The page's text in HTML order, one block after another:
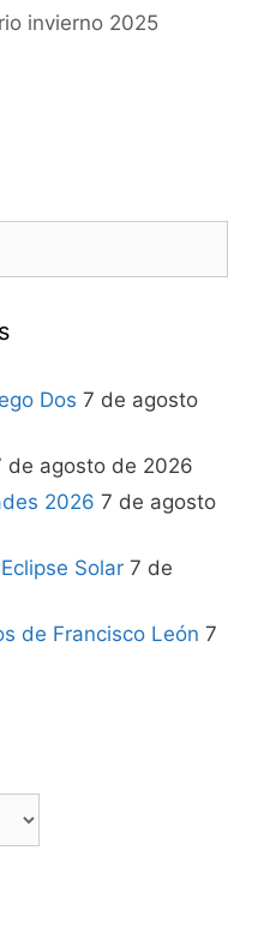
invierno 2025
Dos 7 de agosto
de agosto de 2026
2026 7 de agosto
Solar 7 de
de Francisco León 7